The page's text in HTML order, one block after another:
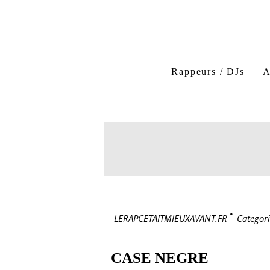
Rappeurs / DJs
LERAPCETAITMIEUXAVANT.FR >
CASE NEGRE